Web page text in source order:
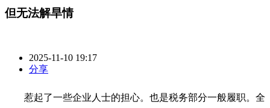
但无法解旱情
2025-11-10 19:17
分享
惹起了一些企业人士的担心。也是税务部分一般履职。全